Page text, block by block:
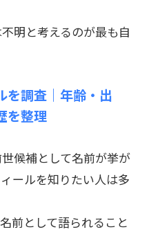
明と考えるのが最も自
を調査｜年齢・出
を整理
候補として名前が挙が
ールを知りたい人は多
前として語られること